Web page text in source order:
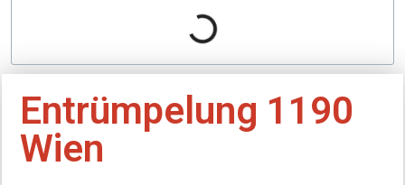
Entrümpelung 1190
Wien